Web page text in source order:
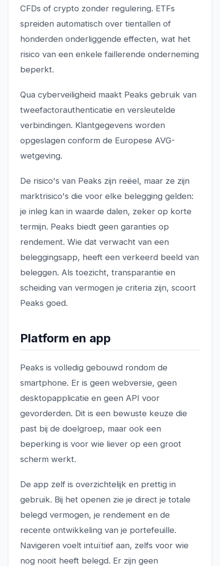
CFDs of crypto zonder regulering. ETFs
spreiden automatisch over tientallen of
honderden onderliggende effecten, wat het
risico van een enkele faillerende onderneming
beperkt.
Qua cyberveiligheid maakt Peaks gebruik van
tweefactorauthenticatie en versleutelde
verbindingen. Klantgegevens worden
opgeslagen conform de Europese AVG-
wetgeving.
De risico's van Peaks zijn reëel, maar ze zijn
marktrisico's die voor elke belegging gelden:
je inleg kan in waarde dalen, zeker op korte
termijn. Peaks biedt geen garanties op
rendement. Wie dat verwacht van een
beleggingsapp, heeft een verkeerd beeld van
beleggen. Als toezicht, transparantie en
scheiding van vermogen je criteria zijn, scoort
Peaks goed.
Platform en app
Peaks is volledig gebouwd rondom de
smartphone. Er is geen webversie, geen
desktopapplicatie en geen API voor
gevorderden. Dit is een bewuste keuze die
past bij de doelgroep, maar ook een
beperking is voor wie liever op een groot
scherm werkt.
De app zelf is overzichtelijk en prettig in
gebruik. Bij het openen zie je direct je totale
belegd vermogen, je rendement en de
recente ontwikkeling van je portefeuille.
Navigeren voelt intuïtief aan, zelfs voor wie
nog nooit heeft belegd. Er zijn geen